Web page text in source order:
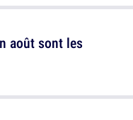
août sont les